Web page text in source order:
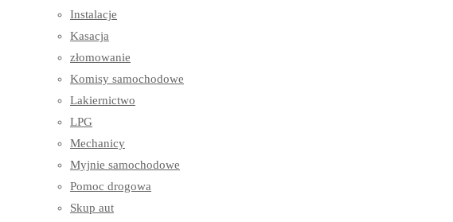
Instalacje
Kasacja
złomowanie
Komisy samochodowe
Lakiernictwo
LPG
Mechanicy
Myjnie samochodowe
Pomoc drogowa
Skup aut